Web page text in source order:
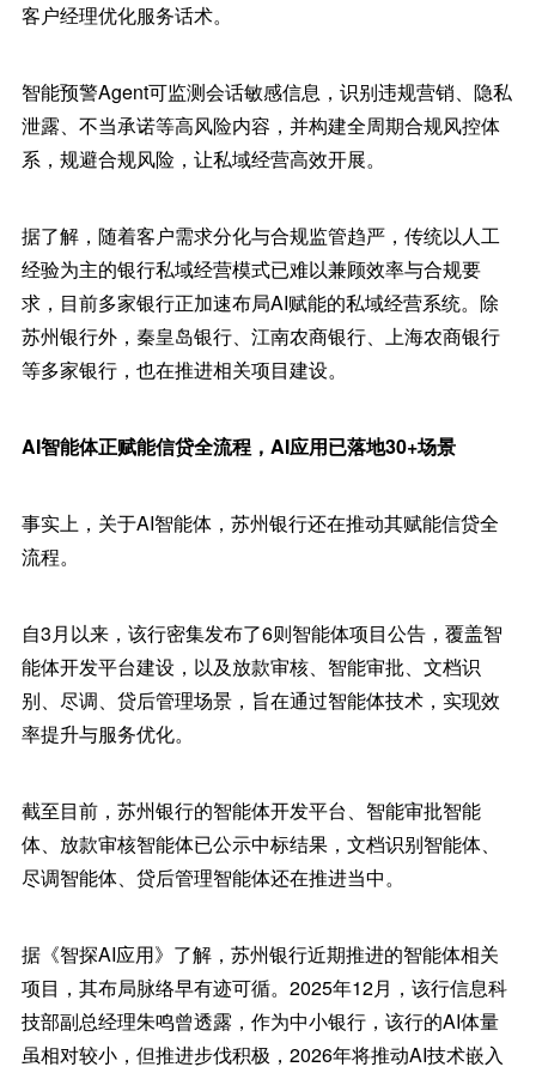
客户经理优化服务话术。
智能预警Agent可监测会话敏感信息，识别违规营销、隐私
泄露、不当承诺等高风险内容，并构建全周期合规风控体
系，规避合规风险，让私域经营高效开展。
据了解，随着客户需求分化与合规监管趋严，传统以人工
经验为主的银行私域经营模式已难以兼顾效率与合规要
求，目前多家银行正加速布局AI赋能的私域经营系统。除
苏州银行外，秦皇岛银行、江南农商银行、上海农商银行
等多家银行，也在推进相关项目建设。
AI智能体正赋能信贷全流程，AI应用已落地30+场景
事实上，关于AI智能体，苏州银行还在推动其赋能信贷全
流程。
自3月以来，该行密集发布了6则智能体项目公告，覆盖智
能体开发平台建设，以及放款审核、智能审批、文档识
别、尽调、贷后管理场景，旨在通过智能体技术，实现效
率提升与服务优化。
截至目前，苏州银行的智能体开发平台、智能审批智能
体、放款审核智能体已公示中标结果，文档识别智能体、
尽调智能体、贷后管理智能体还在推进当中。
据《智探AI应用》了解，苏州银行近期推进的智能体相关
项目，其布局脉络早有迹可循。2025年12月，该行信息科
技部副总经理朱鸣曾透露，作为中小银行，该行的AI体量
虽相对较小，但推进步伐积极，2026年将推动AI技术嵌入